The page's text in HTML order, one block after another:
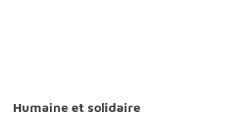
Humaine et solidaire